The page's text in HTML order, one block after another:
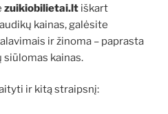
zuikiobilietai.lt iškart
kainas, galėsite
ir žinoma – paprasta
kainas.
ir kitą straipsnį: